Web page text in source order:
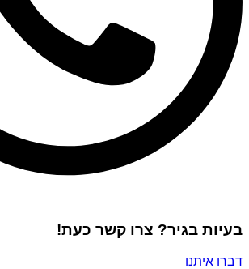
בעיות בגיר? צרו קשר כעת!
דברו איתנו